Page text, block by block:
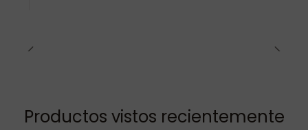
Productos vistos recientemente